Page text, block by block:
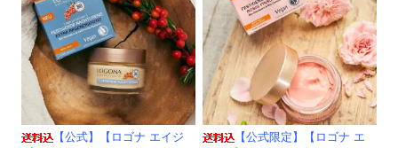
【公式】【ロゴナ エイジ
【公式限定】【ロゴナ エ